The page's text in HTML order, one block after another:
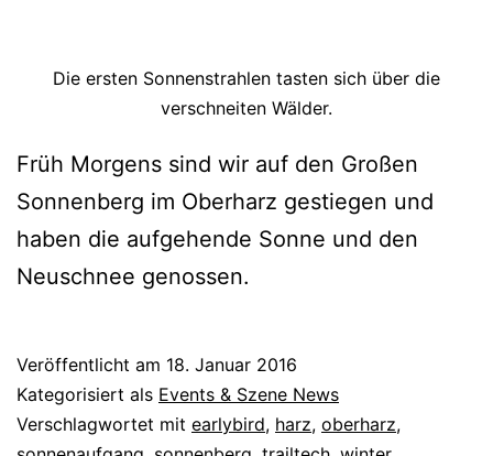
Die ersten Sonnenstrahlen tasten sich über die
verschneiten Wälder.
Früh Morgens sind wir auf den Großen
Sonnenberg im Oberharz gestiegen und
haben die aufgehende Sonne und den
Neuschnee genossen.
Veröffentlicht am 18. Januar 2016
Kategorisiert als Events & Szene News
Verschlagwortet mit earlybird, harz, oberharz,